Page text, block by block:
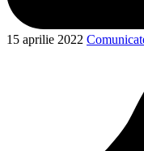
15 aprilie 2022